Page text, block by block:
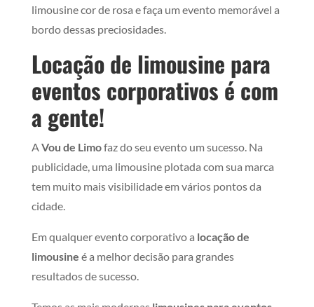
limousine cor de rosa e faça um evento memorável a
bordo dessas preciosidades.
Locação de limousine para
eventos corporativos é com
a gente!
A Vou de Limofaz do seu evento um sucesso. Na
publicidade, uma limousine plotada com sua marca
tem muito mais visibilidade em vários pontos da
cidade.
Em qualquer evento corporativo a locação de
limousine é a melhor decisão para grandes
resultados de sucesso.